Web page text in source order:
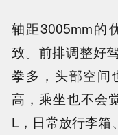
轴距3005mm的
致。前排调整好
拳多，头部空间
高，乘坐也不会
L，日常放行李箱